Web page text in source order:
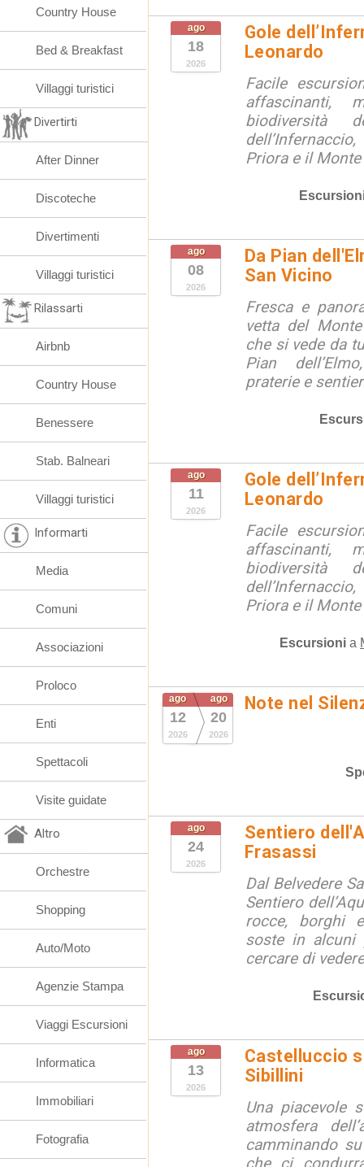
ago
18
2026
Gole
Leonardo
Facile
affascinanti,
biodiversità
Priora e il
ago
08
2026
Da Pian
San Vicino
Fresca e
vetta del
che si vede da
Pian
praterie e
ago
11
2026
Gole
Leonardo
Facile
affascinanti,
biodiversità
Priora e il
Escursioni a
ago
12
2026
ago
20
2026
Note nel
ago
24
2026
Sentiero
Frasassi
Dal Belvedere
Sentiero
rocce, borghi
soste in alcuni
cercare di
ago
13
2026
Castelluccio
Sibillini
Una piacevole
atmosfera
camminando
Country House
Bed & Breakfast
Villaggi turistici
Divertirti
After Dinner
Discoteche
Divertimenti
Villaggi turistici
Rilassarti
Airbnb
Country House
Benessere
Stab. Balneari
Villaggi turistici
Informarti
Media
Comuni
Associazioni
Proloco
Enti
Spettacoli
Visite guidate
Altro
Orchestre
Shopping
Auto/Moto
Agenzie Stampa
Viaggi Escursioni
Informatica
Immobiliari
Fotografia